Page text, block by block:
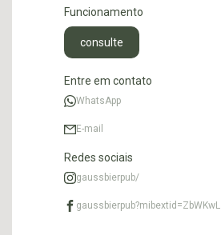
Funcionamento
consulte
Entre em contato
WhatsApp
E-mail
Redes sociais
gaussbierpub/
gaussbierpub?mibextid=ZbWKwL